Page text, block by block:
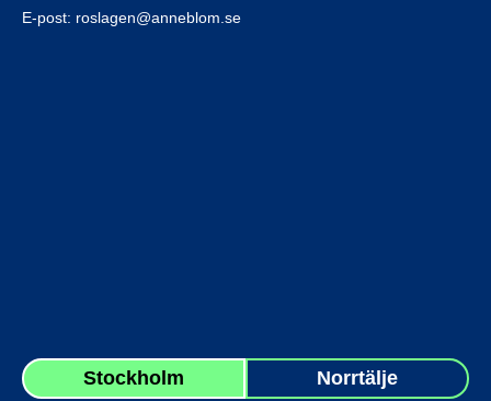
E-post: roslagen@anneblom.se
Stockholm Norrtälje